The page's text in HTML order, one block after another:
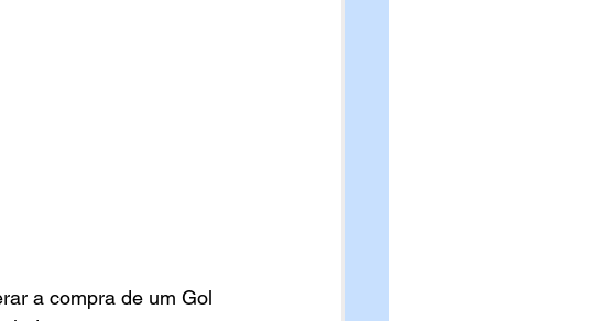
a compra de um Gol